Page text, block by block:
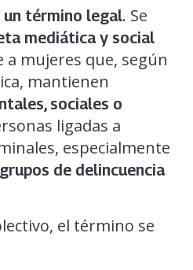
un término legal. Se
mediática y social
a mujeres que, según
mantienen
sociales o
ligadas a
especialmente
grupos de delincuencia
el término se